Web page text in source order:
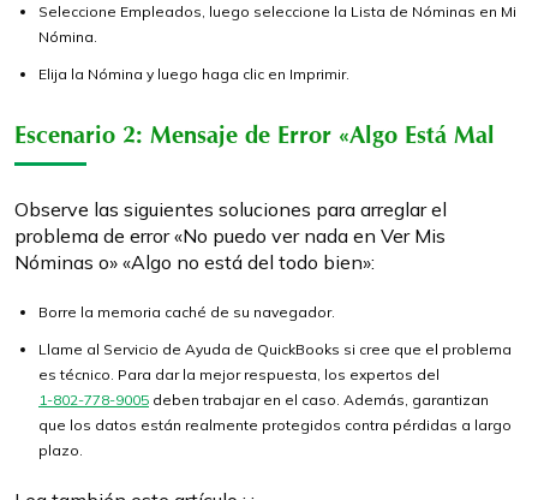
Seleccione Empleados, luego seleccione la Lista de Nóminas en Mi
Nómina.
Elija la Nómina y luego haga clic en Imprimir.
Escenario 2: Mensaje de Error «Algo Está Mal
Observe las siguientes soluciones para arreglar el
problema de error «No puedo ver nada en Ver Mis
Nóminas o» «Algo no está del todo bien»:
Borre la memoria caché de su navegador.
Llame al Servicio de Ayuda de QuickBooks si cree que el problema
es técnico. Para dar la mejor respuesta, los expertos del
1-802-778-9005 deben trabajar en el caso. Además, garantizan
que los datos están realmente protegidos contra pérdidas a largo
plazo.